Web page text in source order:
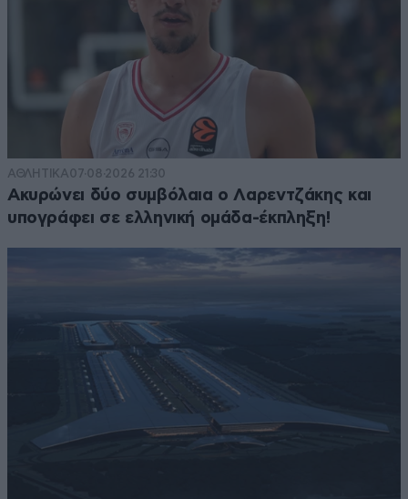
ΑΘΛΗΤΙΚΑ07·08·2026 21:30
Ακυρώνει δύο συμβόλαια ο Λαρεντζάκης και
υπογράφει σε ελληνική ομάδα-έκπληξη!